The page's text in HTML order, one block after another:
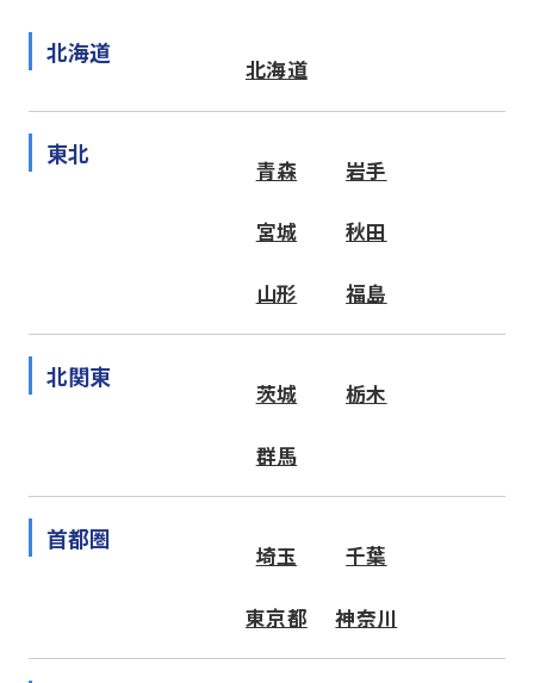
北海道
北海道
東北
青森 岩手
宮城 秋田
山形 福島
北関東
茨城 栃木
群馬
首都圏
埼玉 千葉
東京都 神奈川